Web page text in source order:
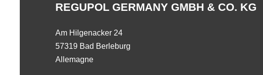
REGUPOL GERMANY GMBH & CO. KG
Am Hilgenacker 24
57319 Bad Berleburg
Allemagne